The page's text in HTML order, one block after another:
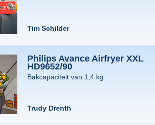
Tim Schilder
Philips Avance Airfryer XXL
HD9652/90
Bakcapaciteit van 1,4 kg
Trudy Drenth